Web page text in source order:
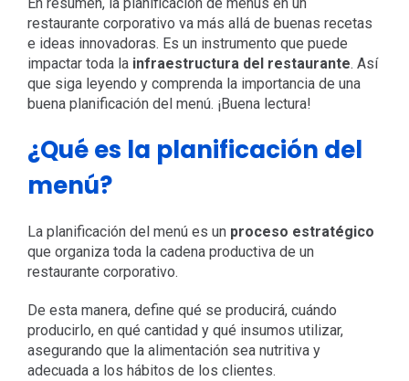
restaurante corporativo va más allá de buenas recetas
e ideas innovadoras. Es un instrumento que puede
impactar toda la infraestructura del restaurante. Así
que siga leyendo y comprenda la importancia de una
buena planificación del menú. ¡Buena lectura!
¿Qué es la planificación del
menú?
La planificación del menú es un proceso estratégico
que organiza toda la cadena productiva de un
restaurante corporativo.
De esta manera, define qué se producirá, cuándo
producirlo, en qué cantidad y qué insumos utilizar,
asegurando que la alimentación sea nutritiva y
adecuada a los hábitos de los clientes.